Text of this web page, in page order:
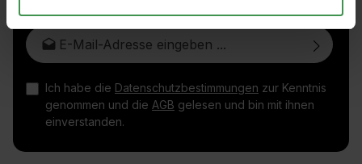
E-Mail-Adresse*
Ich habe die Datenschutzbestimmungen zur Kenntnis
genommen und die AGB gelesen und bin mit ihnen
einverstanden.